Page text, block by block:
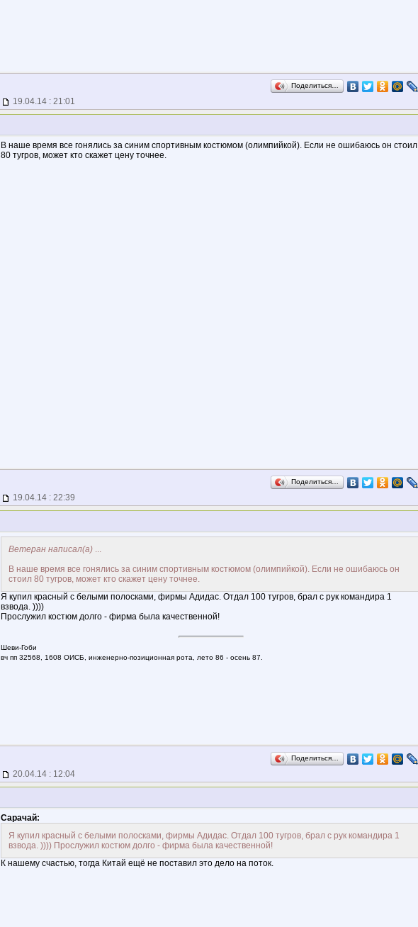
Поделиться…
19.04.14 : 21:01
В наше время все гонялись за синим спортивным костюмом (олимпийкой). Если не ошибаюсь он стоил
80 тугров, может кто скажет цену точнее.
Поделиться…
19.04.14 : 22:39
Ветеран написал(а)...
В наше время все гонялись за синим спортивным костюмом (олимпийкой). Если не ошибаюсь он
стоил 80 тугров, может кто скажет цену точнее.
Я купил красный с белыми полосками, фирмы Адидас. Отдал 100 тугров, брал с рук командира 1
взвода. ))))
Прослужил костюм долго - фирма была качественной!
Шеви-Гоби
вч пп 32568, 1608 ОИСБ, инженерно-позиционная рота, лето 86 - осень 87.
Поделиться…
20.04.14 : 12:04
Сарачай:
Я купил красный с белыми полосками, фирмы Адидас. Отдал 100 тугров, брал с рук командира 1
взвода. )))) Прослужил костюм долго - фирма была качественной!
К нашему счастью, тогда Китай ещё не поставил это дело на поток.